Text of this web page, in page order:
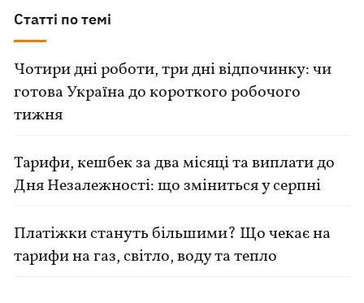
Статті по темі
Чотири дні роботи, три дні відпочинку: чи
готова Україна до короткого робочого
тижня
Тарифи, кешбек за два місяці та виплати до
Дня Незалежності: що зміниться у серпні
Платіжки стануть більшими? Що чекає на
тарифи на газ, світло, воду та тепло